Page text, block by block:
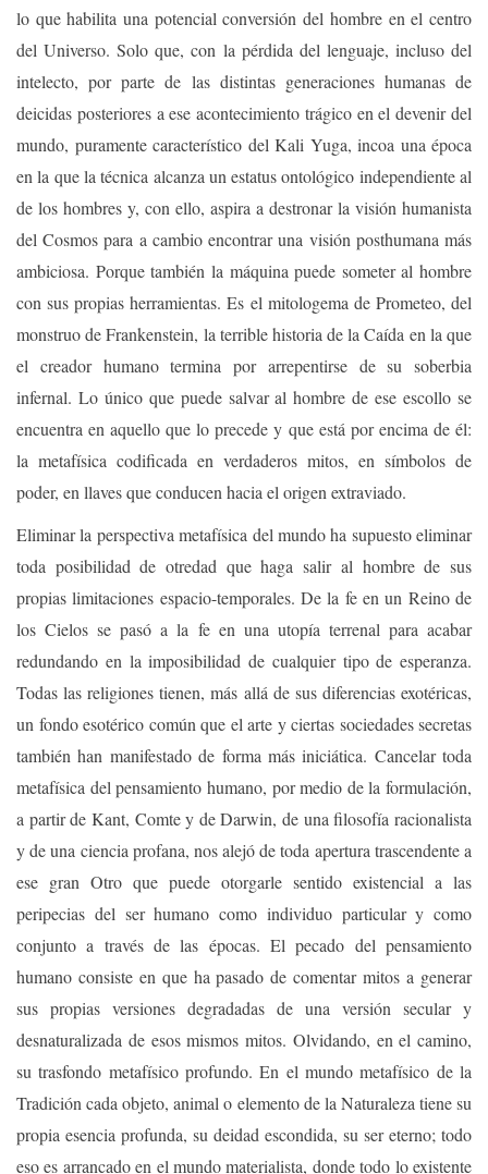
lo que habilita una potencial conversión del hombre en el centro
del Universo. Solo que, con la pérdida del lenguaje, incluso del
intelecto, por parte de las distintas generaciones humanas de
deicidas posteriores a ese acontecimiento trágico en el devenir del
mundo, puramente característico del Kali Yuga, incoa una época
en la que la técnica alcanza un estatus ontológico independiente al
de los hombres y, con ello, aspira a destronar la visión humanista
del Cosmos para a cambio encontrar una visión posthumana más
ambiciosa. Porque también la máquina puede someter al hombre
con sus propias herramientas. Es el mitologema de Prometeo, del
monstruo de Frankenstein, la terrible historia de la Caída en la que
el creador humano termina por arrepentirse de su soberbia
infernal. Lo único que puede salvar al hombre de ese escollo se
encuentra en aquello que lo precede y que está por encima de él:
la metafísica codificada en verdaderos mitos, en símbolos de
poder, en llaves que conducen hacia el origen extraviado.
Eliminar la perspectiva metafísica del mundo ha supuesto eliminar
toda posibilidad de otredad que haga salir al hombre de sus
propias limitaciones espacio-temporales. De la fe en un Reino de
los Cielos se pasó a la fe en una utopía terrenal para acabar
redundando en la imposibilidad de cualquier tipo de esperanza.
Todas las religiones tienen, más allá de sus diferencias exotéricas,
un fondo esotérico común que el arte y ciertas sociedades secretas
también han manifestado de forma más iniciática. Cancelar toda
metafísica del pensamiento humano, por medio de la formulación,
a partir de Kant, Comte y de Darwin, de una filosofía racionalista
y de una ciencia profana, nos alejó de toda apertura trascendente a
ese gran Otro que puede otorgarle sentido existencial a las
peripecias del ser humano como individuo particular y como
conjunto a través de las épocas. El pecado del pensamiento
humano consiste en que ha pasado de comentar mitos a generar
sus propias versiones degradadas de una versión secular y
desnaturalizada de esos mismos mitos. Olvidando, en el camino,
su trasfondo metafísico profundo. En el mundo metafísico de la
Tradición cada objeto, animal o elemento de la Naturaleza tiene su
propia esencia profunda, su deidad escondida, su ser eterno; todo
eso es arrancado en el mundo materialista, donde todo lo existente